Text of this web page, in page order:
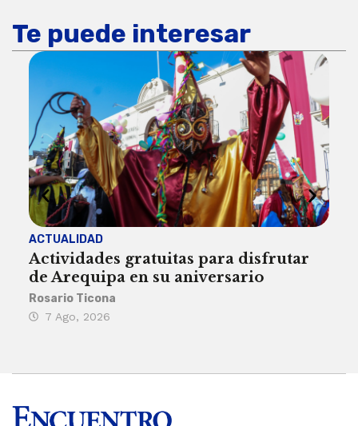
Te puede interesar
ACTUALIDAD
Actividades gratuitas para disfrutar
de Arequipa en su aniversario
Rosario Ticona
7 Ago, 2026